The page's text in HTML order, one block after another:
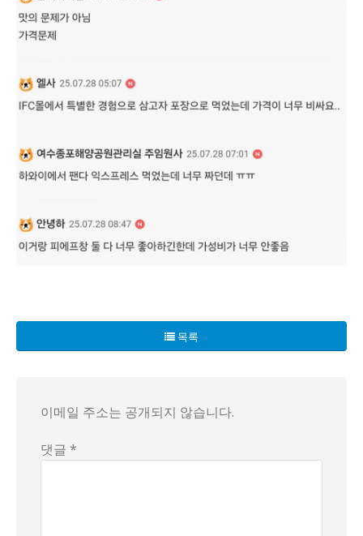
'오렌지 치킨'으로 유명한 'CHINESE KITCHEN'과 그들의
실제로 한 소비자는 "IFC몰에서 포장으로 시켰는데 가격이
목록
이메일 주소는 공개되지 않습니다.
댓글 *